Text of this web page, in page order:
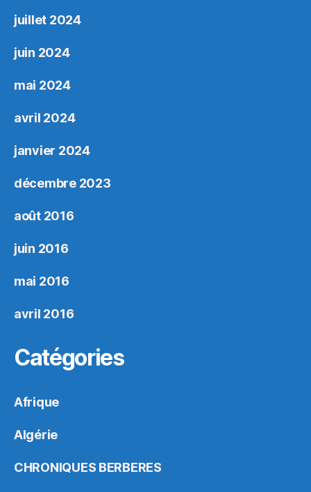
juillet 2024
juin 2024
mai 2024
avril 2024
janvier 2024
décembre 2023
août 2016
juin 2016
mai 2016
avril 2016
Catégories
Afrique
Algérie
CHRONIQUES BERBERES